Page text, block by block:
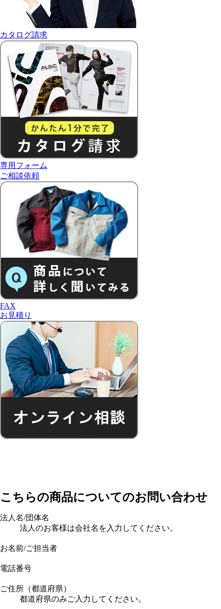
カタログ請求
専用フォーム
ご相談依頼
FAX
お見積り
こちらの商品についてのお問い合わせ
法人名/団体名
法人のお客様は会社名を入力してください。
お名前/ご担当者
電話番号
ご住所（都道府県）
都道府県のみご入力してください。